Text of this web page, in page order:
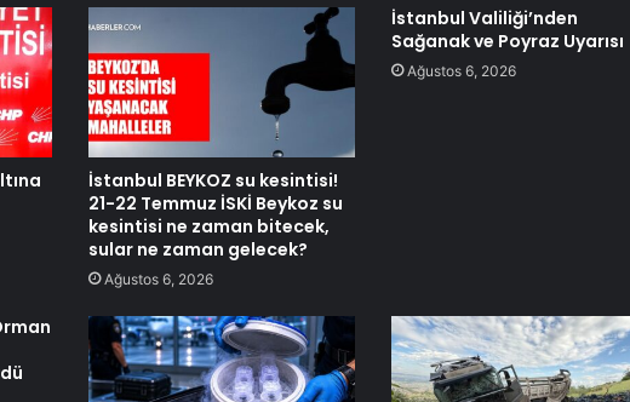
İstanbul BEYKOZ su kesintisi!
21-22 Temmuz İSKİ Beykoz su
kesintisi ne zaman bitecek,
sular ne zaman gelecek?
Ağustos 6, 2026
İstanbul Valiliği’nden
Sağanak ve Poyraz Uyarısı
Ağustos 6, 2026